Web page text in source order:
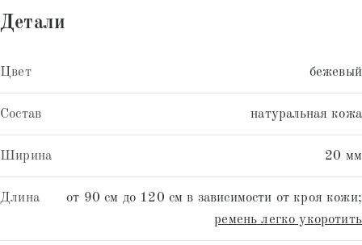
Детали
Цвет бежевый
Состав натуральная кожа
Ширина 20 мм
Длина
от 90 см до 120 см в зависимости от кроя кожи;
ремень легко укоротить